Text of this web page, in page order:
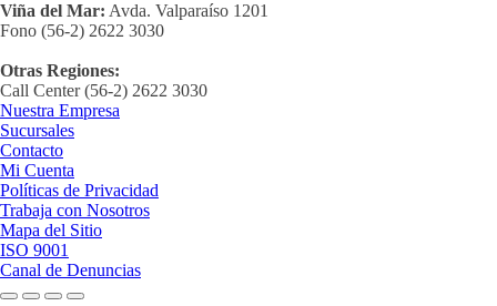
Viña del Mar: Avda. Valparaíso 1201
Fono (56-2) 2622 3030
Otras Regiones:
Call Center (56-2) 2622 3030
Nuestra Empresa
Sucursales
Contacto
Mi Cuenta
Políticas de Privacidad
Trabaja con Nosotros
Mapa del Sitio
ISO 9001
Canal de Denuncias